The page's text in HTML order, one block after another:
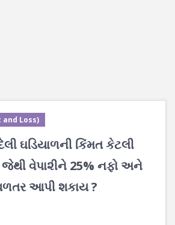
Loss)
ઘડિયાળની કિંમત કેટલી
વેપા૨ીને 25% નફો અને
આપી શકાય ?